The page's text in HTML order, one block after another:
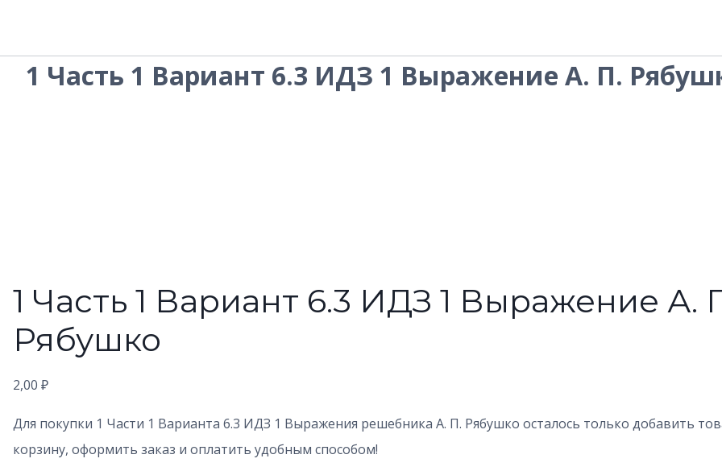
1 Часть 1 Вариант 6.3 ИДЗ 1 Выражение А. П.
1 Часть 1 Вариант 6.3 ИДЗ 1 Выражение А.
Рябушко
2,00 ₽
Для покупки 1 Части 1 Варианта 6.3 ИДЗ 1 Выражения решебника А. П. Рябушко осталось только добавить
корзину, оформить заказ и оплатить удобным способом!